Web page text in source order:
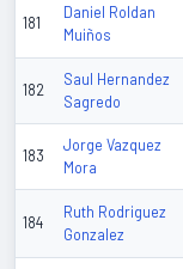
181
Daniel Roldan
Muiños
182
Saul Hernandez
Sagredo
183
Jorge Vazquez
Mora
184
Ruth Rodriguez
Gonzalez